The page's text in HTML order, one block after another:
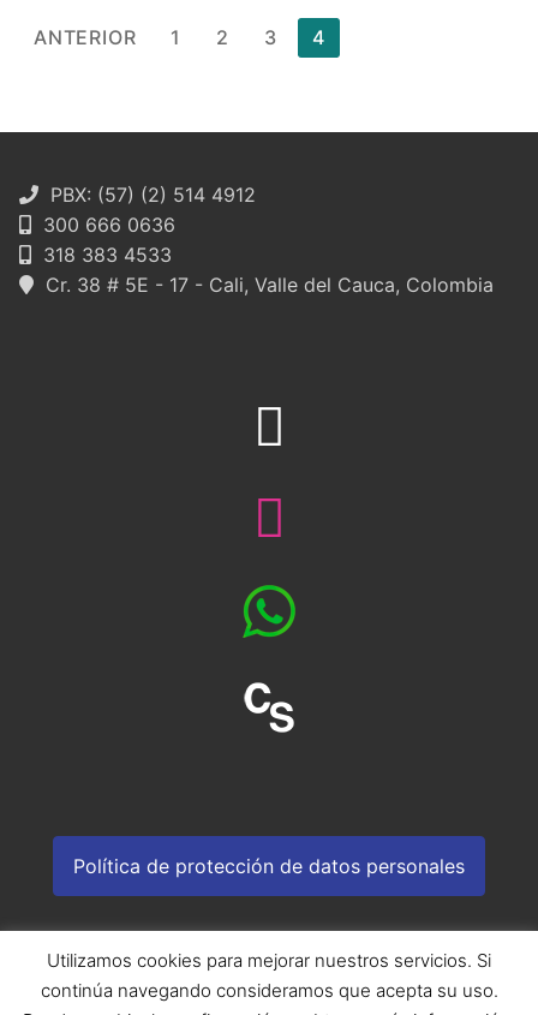
Paginación
ANTERIOR 1 2 3 4
PBX: (57) (2) 514 4912
300 666 0636
318 383 4533
Cr. 38 # 5E - 17 - Cali, Valle del Cauca, Colombia
Política de protección de datos personales
Utilizamos cookies para mejorar nuestros servicios. Si
continúa navegando consideramos que acepta su uso.